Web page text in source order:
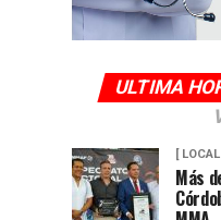
ULTIMA
[ LOCAL
Más